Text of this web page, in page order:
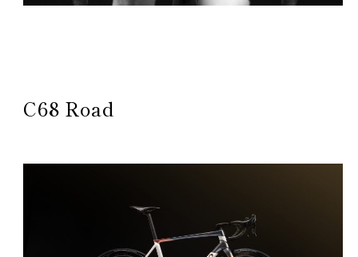
C68 Road